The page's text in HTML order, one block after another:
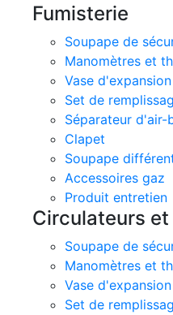
Fumisterie
Soupape de
Manomètres et
Vase
Set de
Séparateur d'air-
Clapet
Soupape
Accessoires gaz
Produit entretien
Circulateurs
Soupape de
Manomètres et
Vase
Set de